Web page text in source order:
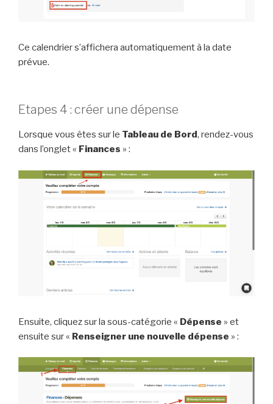
Ce calendrier s’affichera automatiquement à la date
prévue.
Etapes 4 : créer une dépense
Lorsque vous êtes sur le Tableau de Bord, rendez-vous
dans l’onglet « Finances » :
Ensuite, cliquez sur la sous-catégorie « Dépense » et
ensuite sur « Renseigner une nouvelle dépense » :